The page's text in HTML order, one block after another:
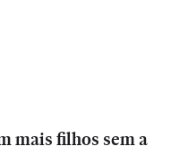
mais filhos sem a